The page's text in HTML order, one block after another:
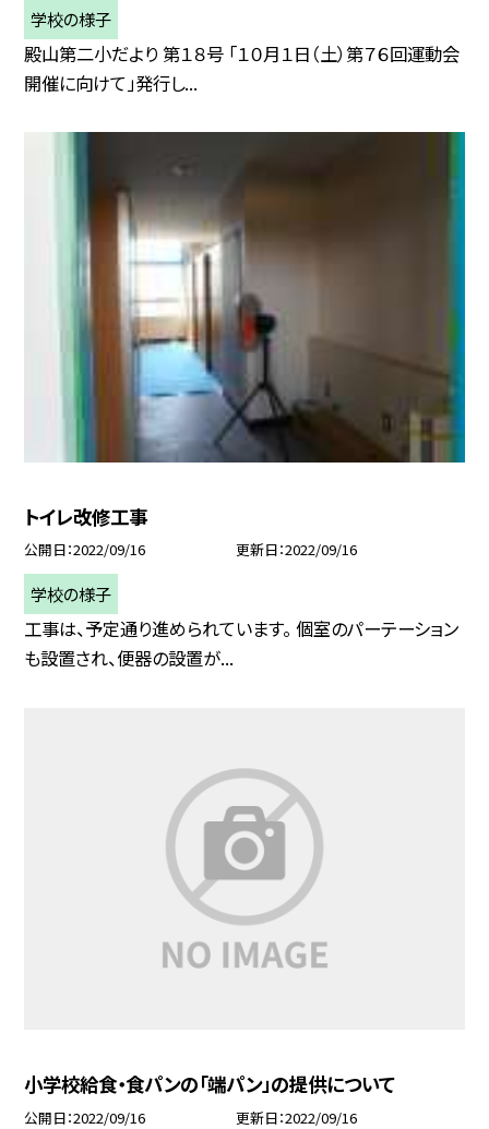
学校の様子
殿山第二小だより 第１８号 「１０月１日（土）第７６回運動会
開催に向けて」発行し...
トイレ改修工事
公開日 2022/09/16 更新日 2022/09/16
学校の様子
工事は、予定通り進められています。 個室のパーテーション
も設置され、便器の設置が...
小学校給食・食パンの「端パン」の提供について
公開日 2022/09/16 更新日 2022/09/16